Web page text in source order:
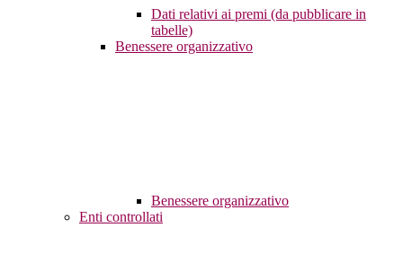
Dati relativi ai premi (da pubblicare in
tabelle)
Benessere organizzativo
Benessere organizzativo
Enti controllati